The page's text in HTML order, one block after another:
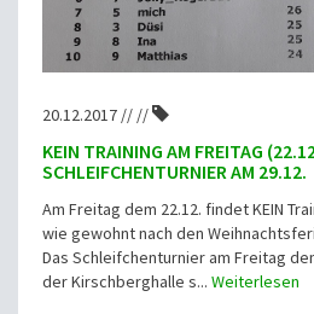
20.12.2017 // //
KEIN TRAINING AM FREITAG
SCHLEIFCHENTURNIER AM 29.12.
Am Freitag dem 22.12. findet KEIN
wie gewohnt nach den
Das Schleifchenturnier am Freitag
der Kirschberghalle s... Weiterlesen